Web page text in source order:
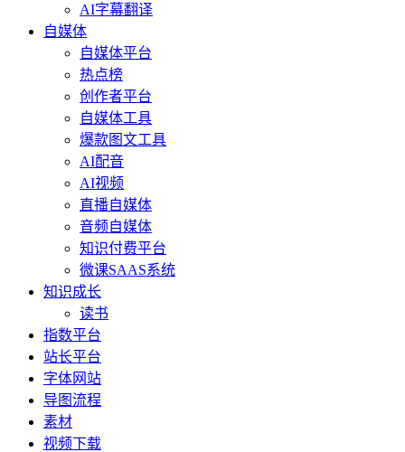
AI字幕翻译
自媒体
自媒体平台
热点榜
创作者平台
自媒体工具
爆款图文工具
AI配音
AI视频
直播自媒体
音频自媒体
知识付费平台
微课SAAS系统
知识成长
读书
指数平台
站长平台
字体网站
导图流程
素材
视频下载